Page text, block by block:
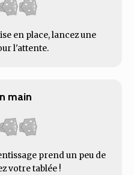
en place, lancez une
l'attente.
main
prend un peu de
votre tablée !